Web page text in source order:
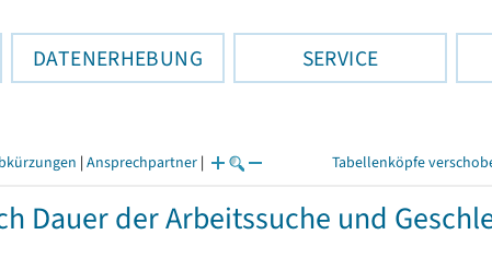
DATENERHEBUNG SERVICE
| Ansprechpartner | Tabellenköpfe
Dauer der Arbeitssuche und